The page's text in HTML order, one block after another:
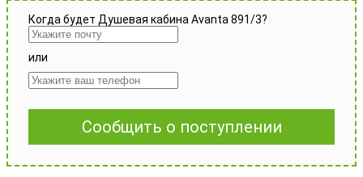
Когда будет Душевая кабина Avanta 891/3?
или
Сообщить о поступлении